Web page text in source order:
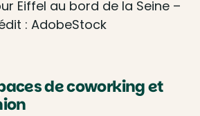
Eiffel au bord de la Seine –
: AdobeStock
de coworking et